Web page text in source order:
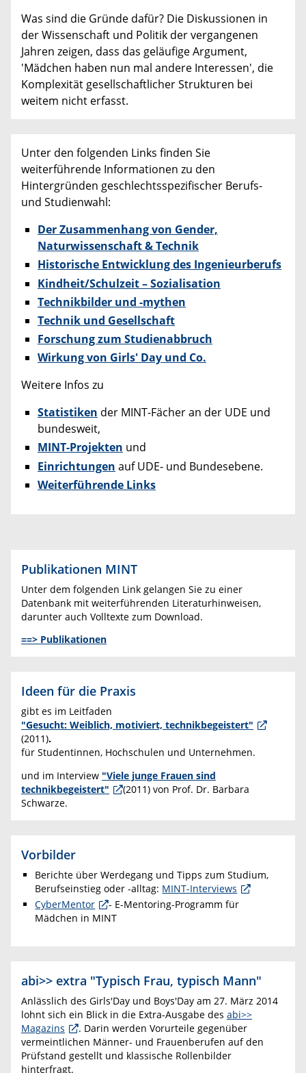
Was sind die Gründe dafür? Die Diskussionen in
der Wissenschaft und Politik der vergangenen
Jahren zeigen, dass das geläufige Argument,
'Mädchen haben nun mal andere Interessen', die
Komplexität gesellschaftlicher Strukturen bei
weitem nicht erfasst.
Unter den folgenden Links finden Sie
weiterführende Informationen zu den
Hintergründen geschlechtsspezifischer Berufs-
und Studienwahl:
Der Zusammenhang von Gender,
Naturwissenschaft & Technik
Historische Entwicklung des Ingenieurberufs
Kindheit/Schulzeit – Sozialisation
Technikbilder und -mythen
Technik und Gesellschaft
Forschung zum Studienabbruch
Wirkung von Girls' Day und Co.
Weitere Infos zu
Statistiken der MINT-Fächer an der UDE und
bundesweit,
MINT-Projekten und
Einrichtungen auf UDE- und Bundesebene.
Weiterführende Links
Publikationen MINT
Unter dem folgenden Link gelangen Sie zu einer
Datenbank mit weiterführenden Literaturhinweisen,
darunter auch Volltexte zum Download.
==> Publikationen
Ideen für die Praxis
gibt es im Leitfaden
"Gesucht: Weiblich, motiviert, technikbegeistert"
(2011).
für Studentinnen, Hochschulen und Unternehmen.
und im Interview "Viele junge Frauen sind
technikbegeistert"
(2011) von Prof. Dr. Barbara
Schwarze.
Vorbilder
Berichte über Werdegang und Tipps zum Studium,
Berufseinstieg oder -alltag: MINT-Interviews
CyberMentor
- E-Mentoring-Programm für
Mädchen in MINT
abi>> extra "Typisch Frau, typisch Mann"
Anlässlich des Girls'Day und Boys'Day am 27. März 2014
lohnt sich ein Blick in die Extra-Ausgabe des abi>>
Magazins
. Darin werden Vorurteile gegenüber
vermeintlichen Männer- und Frauenberufen auf den
Prüfstand gestellt und klassische Rollenbilder
hinterfragt.